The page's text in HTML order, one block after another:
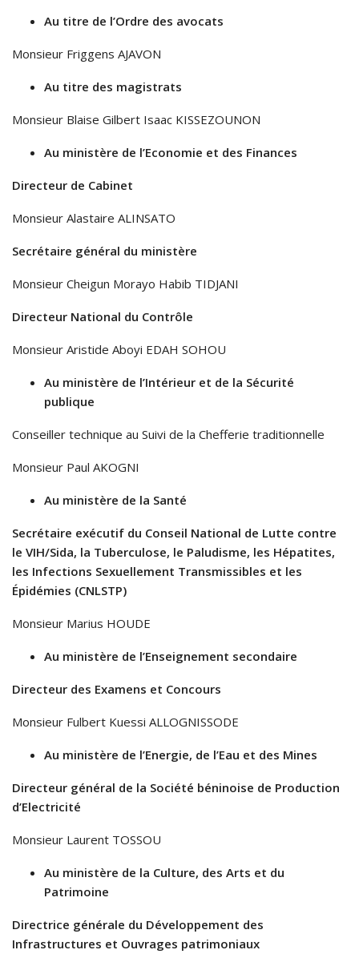
Au titre de l’Ordre des avocats
Monsieur Friggens AJAVON
Au titre des magistrats
Monsieur Blaise Gilbert Isaac KISSEZOUNON
Au ministère de l’Economie et des Finances
Directeur de Cabinet
Monsieur Alastaire ALINSATO
Secrétaire général du ministère
Monsieur Cheigun Morayo Habib TIDJANI
Directeur National du Contrôle
Monsieur Aristide Aboyi EDAH SOHOU
Au ministère de l’Intérieur et de la Sécurité
publique
Conseiller technique au Suivi de la Chefferie traditionnelle
Monsieur Paul AKOGNI
Au ministère de la Santé
Secrétaire exécutif du Conseil National de Lutte contre
le VIH/Sida, la Tuberculose, le Paludisme, les Hépatites,
les Infections Sexuellement Transmissibles et les
Épidémies (CNLSTP)
Monsieur Marius HOUDE
Au ministère de l’Enseignement secondaire
Directeur des Examens et Concours
Monsieur Fulbert Kuessi ALLOGNISSODE
Au ministère de l’Energie, de l’Eau et des Mines
Directeur général de la Société béninoise de Production
d’Electricité
Monsieur Laurent TOSSOU
Au ministère de la Culture, des Arts et du
Patrimoine
Directrice générale du Développement des
Infrastructures et Ouvrages patrimoniaux